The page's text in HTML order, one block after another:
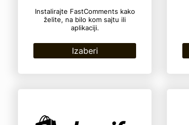
Instalirajte FastComments kako
želite, na bilo kom sajtu ili
aplikaciji.
Izaberi